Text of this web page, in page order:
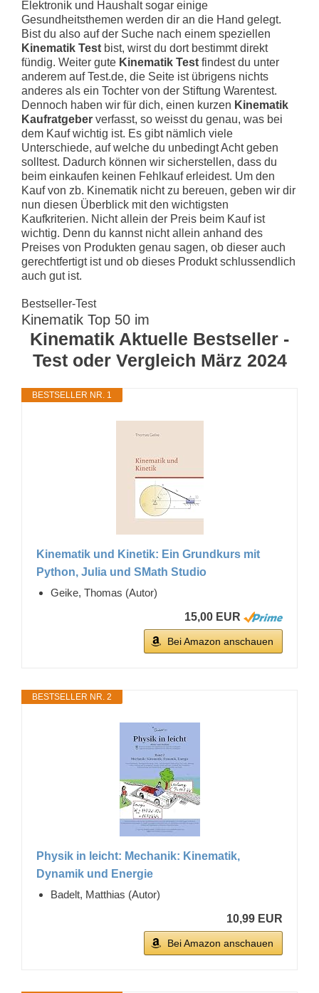
Elektronik und Haushalt sogar einige
Gesundheitsthemen werden dir an die Hand gelegt.
Bist du also auf der Suche nach einem speziellen
Kinematik Test bist, wirst du dort bestimmt direkt
fündig. Weiter gute Kinematik Test findest du unter
anderem auf Test.de, die Seite ist übrigens nichts
anderes als ein Tochter von der Stiftung Warentest.
Dennoch haben wir für dich, einen kurzen Kinematik
Kaufratgeber verfasst, so weisst du genau, was bei
dem Kauf wichtig ist. Es gibt nämlich viele
Unterschiede, auf welche du unbedingt Acht geben
solltest. Dadurch können wir sicherstellen, dass du
beim einkaufen keinen Fehlkauf erleidest. Um den
Kauf von zb. Kinematik nicht zu bereuen, geben wir dir
nun diesen Überblick mit den wichtigsten
Kaufkriterien. Nicht allein der Preis beim Kauf ist
wichtig. Denn du kannst nicht allein anhand des
Preises von Produkten genau sagen, ob dieser auch
gerechtfertigt ist und ob dieses Produkt schlussendlich
auch gut ist.
Bestseller-Test
Kinematik Top 50 im
Kinematik Aktuelle Bestseller -
Test oder Vergleich März 2024
BESTSELLER NR. 1
Kinematik und Kinetik: Ein Grundkurs mit
Python, Julia und SMath Studio
Geike, Thomas (Autor)
15,00 EUR
Bei Amazon anschauen
BESTSELLER NR. 2
Physik in leicht: Mechanik: Kinematik,
Dynamik und Energie
Badelt, Matthias (Autor)
10,99 EUR
Bei Amazon anschauen